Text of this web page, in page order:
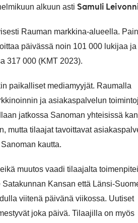
alkuun asti Samuli
Rauman markkina-alueella.
päivässä noin 101 000 lukijaa ja
317 000 (KMT 2023).
paikalliset mediamyyjät. Raumalla
ja asiakaspalvelun
jatkossa Sanoman yhteisissä
mutta tilaajat tavoittavat
kautta.
muutos vaadi tilaajalta
Kansan että Länsi-
viitenä päivänä viikossa. Uutiset
joka päivä. Tilaajilla on myös